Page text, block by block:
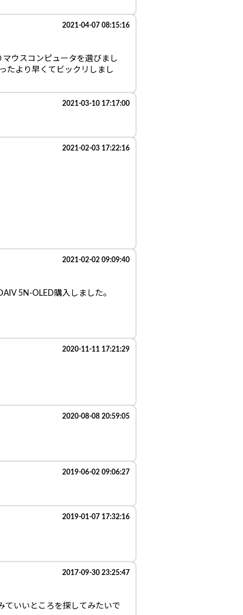
2021-04-07 08:15:16
ウスコンピュータを選びまし
たより早くてビックリしまし
2021-03-10 17:17:00
2021-02-03 17:22:16
2021-02-02 09:09:40
5N-OLED購入しました。
2020-11-11 17:21:29
2020-08-08 20:59:05
2019-06-02 09:06:27
2019-01-07 17:32:16
2017-09-30 23:25:47
ていいところを探してみたいで